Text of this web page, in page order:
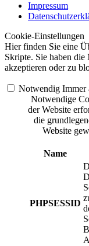
Impressum
Cookie-Einstellungen
Hier finden Sie eine
Skripte. Sie haben
akzeptieren oder zu
Notwendig Immer
Notwendige
der Website
die
Website
Name
PHPSESSID